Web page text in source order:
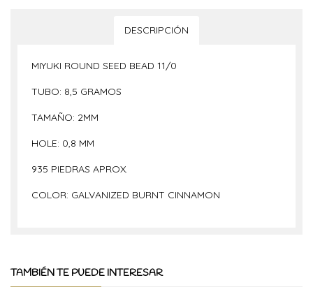
DESCRIPCIÓN
MIYUKI ROUND SEED BEAD 11/0
TUBO: 8,5 GRAMOS
TAMAÑO: 2MM
HOLE: 0,8 MM
935 PIEDRAS APROX.
COLOR: GALVANIZED BURNT CINNAMON
TAMBIÉN TE PUEDE INTERESAR